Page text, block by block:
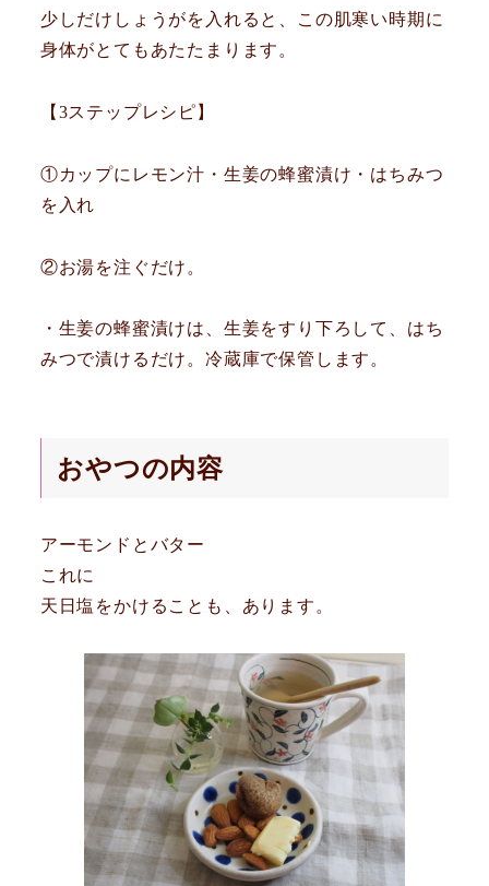
少しだけしょうがを入れると、この肌寒い時期に
身体がとてもあたたまります。
【3ステップレシピ】
①カップにレモン汁・生姜の蜂蜜漬け・はちみつ
を入れ
②お湯を注ぐだけ。
・生姜の蜂蜜漬けは、生姜をすり下ろして、はち
みつで漬けるだけ。冷蔵庫で保管します。
おやつの内容
アーモンドとバター
これに
天日塩をかけることも、あります。